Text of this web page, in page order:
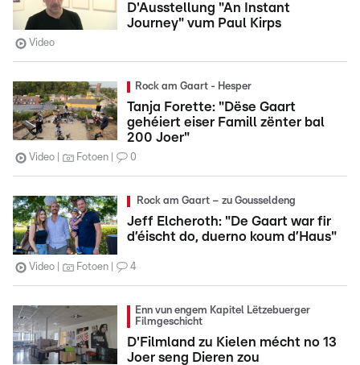
D'Ausstellung "An Instant
Journey" vum Paul Kirps
Video
Rock am Gaart - Hesper
Tanja Forette: "Dëse Gaart
gehéiert eiser Famill zënter bal
200 Joer"
Video Fotoen 0
Rock am Gaart – zu Gousseldeng
Jeff Elcheroth: "De Gaart war fir
d’éischt do, duerno koum d’Haus"
Video Fotoen 4
Enn vun engem Kapitel Lëtzebuerger
Filmgeschicht
D'Filmland zu Kielen mécht no 13
Joer seng Dieren zou